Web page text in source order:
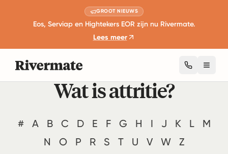
GROOT NIEUWS
Eos, Serviap en Hightekers EOR zijn nu Rivermate.
Lees meer
Wat is attritie?
# A B C D E F G H I J K L
M
N
O P R S T U V W Z